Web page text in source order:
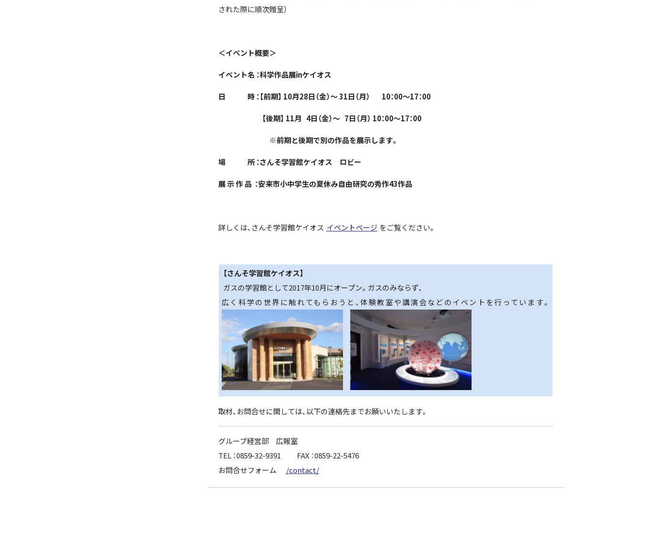
された際に順次贈呈）
＜イベント概要＞
イベント名 ：科学作品展inケイオス
日 時 ：【前期】 10月28日（金）～31日（月） 10：00～17：00
【後期】 11月 4日（金）～ 7日（月） 10：00～17：00
※前期と後期で別の作品を展示します。
場 所：さんそ学習館ケイオス ロビー
展 示 作 品 ：安来市小中学生の夏休み自由研究の秀作43作品
詳しくは、さんそ学習館ケイオス イベントページ をご覧ください。
【さんそ学習館ケイオス】
ガスの学習館として2017年10月にオープン。ガスのみならず、
広く科学の世界に触れてもらおうと、体験教室や講演会などのイベントを行っています。
取材、お問合せに関しては、以下の連絡先までお願いいたします。
グループ経営部 広報室
TEL ：0859-32-9391 FAX ：0859-22-5476
お問合せフォーム
/contact/